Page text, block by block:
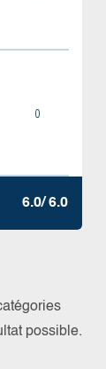
0
6.0/ 6.0
possible.